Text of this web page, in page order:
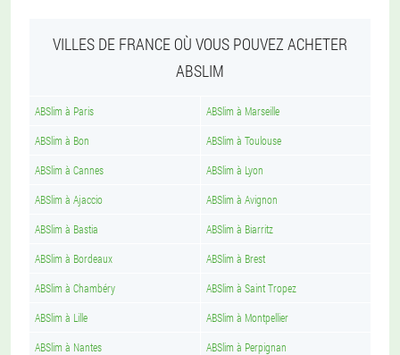
VILLES DE FRANCE OÙ VOUS POUVEZ ACHETER
ABSLIM
ABSlim à Paris ABSlim à Marseille
ABSlim à Bon ABSlim à Toulouse
ABSlim à Cannes ABSlim à Lyon
ABSlim à Ajaccio ABSlim à Avignon
ABSlim à Bastia ABSlim à Biarritz
ABSlim à Bordeaux ABSlim à Brest
ABSlim à Chambéry ABSlim à Saint Tropez
ABSlim à Lille ABSlim à Montpellier
ABSlim à Nantes ABSlim à Perpignan